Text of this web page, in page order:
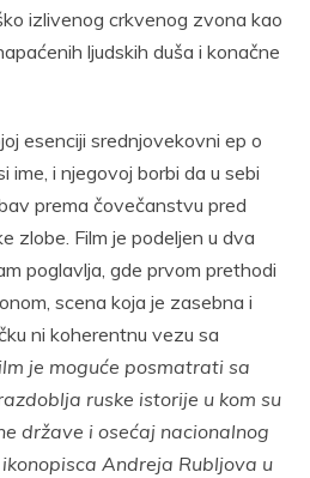
izlivenog crkvenog zvona kao
ljudskih duša i konačne
esenciji srednjovekovni ep o
ime, i njegovoj borbi da u sebi
prema čovečanstvu pred
zlobe. Film je podeljen u dva
poglavlja, gde prvom prethodi
scena koja je zasebna i
ni koherentnu vezu sa
je moguće posmatrati sa
ruske istorije u kom su
države i osećaj nacionalnog
Andreja Rubljova u